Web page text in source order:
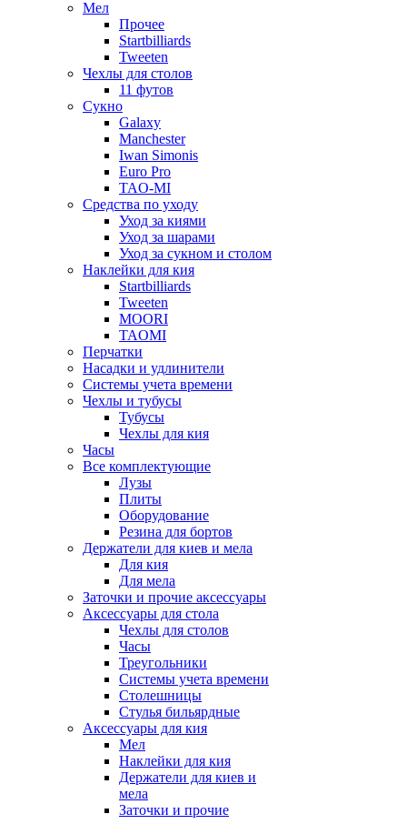
Мел
Прочее
Startbilliards
Tweeten
Чехлы для столов
11 футов
Сукно
Galaxy
Manchester
Iwan Simonis
Euro Pro
TAO-MI
Средства по уходу
Уход за киями
Уход за шарами
Уход за сукном и столом
Наклейки для кия
Startbilliards
Tweeten
MOORI
TAOMI
Перчатки
Насадки и удлинители
Системы учета времени
Чехлы и тубусы
Тубусы
Чехлы для кия
Часы
Все комплектующие
Лузы
Плиты
Оборудование
Резина для бортов
Держатели для киев и мела
Для кия
Для мела
Заточки и прочие аксессуары
Аксессуары для стола
Чехлы для столов
Часы
Треугольники
Системы учета времени
Столешницы
Стулья бильярдные
Аксессуары для кия
Мел
Наклейки для кия
Держатели для киев и
мела
Заточки и прочие